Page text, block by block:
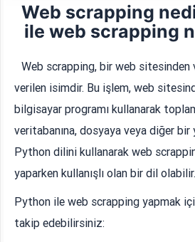
Web scrapping
ile web scrapping
Web scrapping, bir web
verilen isimdir. Bu işlem, web
bilgisayar programı kullanarak
veritabanına, dosyaya veya diğer
Python dilini kullanarak web
yaparken kullanışlı olan bir dil olabilir.
Python ile web scrapping yapmak
takip edebilirsiniz: